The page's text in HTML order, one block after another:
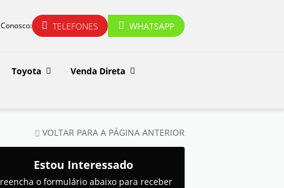
TELEFONES WHATSAPP
Toyota
Venda Direta
VOLTAR PARA A PÁGINA ANTERIOR
Estou Interessado
o formulário abaixo para receber